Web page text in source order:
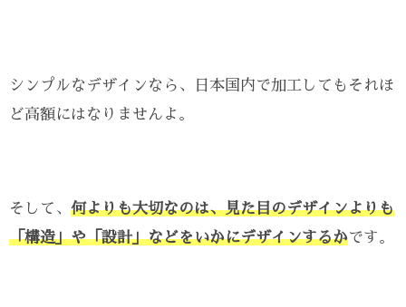
シンプルなデザインなら、日本国内で加工してもそれほ
ど高額にはなりませんよ。
そして、 何よりも大切なのは、見た目のデザインよりも
「構造」や「設計」などをいかにデザインするかです。